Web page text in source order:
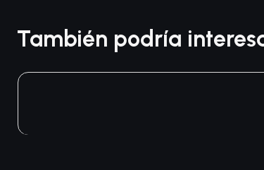
También podría